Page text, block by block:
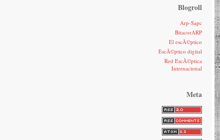
Blogroll
Arp-Sapc
BitacorARP
El escÃ©ptico
EscÃ©ptico digital
Red EscÃ©ptica
Internacional
Meta